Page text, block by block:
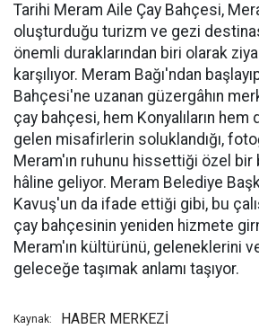
Tarihi Meram Aile Çay Bahçesi,
oluşturduğu turizm ve gezi
önemli duraklarından biri olarak
karşılıyor. Meram Bağı'ndan
Bahçesi'ne uzanan güzergâhın
çay bahçesi, hem Konyalıların hem
gelen misafirlerin soluklandığı,
Meram'ın ruhunu hissettiği özel bir
hâline geliyor. Meram Belediye
Kavuş'un da ifade ettiği gibi, bu
çay bahçesinin yeniden hizmete
Meram'ın kültürünü, geleneklerini
geleceğe taşımak anlamı taşıyor.
Kaynak: HABER MERKEZİ